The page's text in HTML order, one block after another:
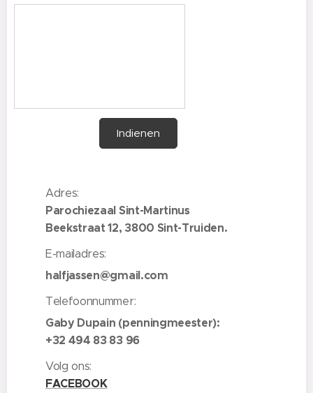
Indienen
Adres:
Parochiezaal Sint-Martinus
Beekstraat 12, 3800 Sint-Truiden.
E-mailadres:
halfjassen@gmail.com
Telefoonnummer:
Gaby Dupain (penningmeester):
+32 494 83 83 96
Volg ons:
FACEBOOK